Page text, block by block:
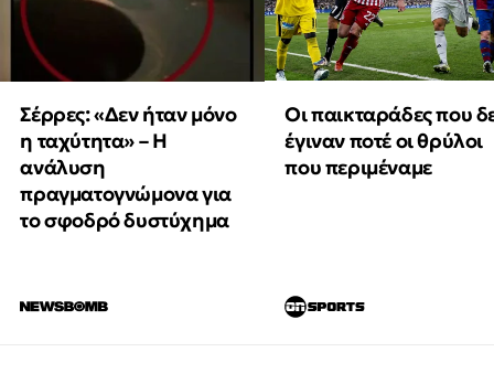
Σέρρες: «Δεν ήταν μόνο
η ταχύτητα» – Η
ανάλυση
πραγματογνώμονα για
το σφοδρό δυστύχημα
Οι παικταράδες που
έγιναν ποτέ οι θρύλοι
που περιμέναμε